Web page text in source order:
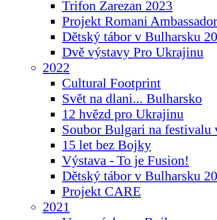
Trifon Zarezan 2023
Projekt Romani
Dětský tábor v Bulharsku
Dvě výstavy Pro Ukrajinu
2022
Cultural Footprint
Svět na dlani... Bulharsko
12 hvězd pro Ukrajinu
Soubor Bulgari na festivalu
15 let bez Bojky
Výstava - To je Fusion!
Dětský tábor v Bulharsku
Projekt CARE
2021